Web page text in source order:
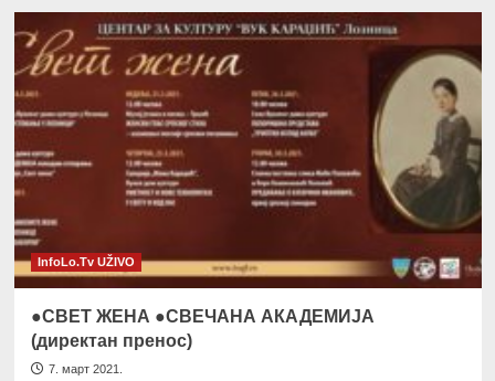
Odložen
snimak
Loznica-
Jagodina
InfoLo.Tv UŽIVO
●СВЕТ ЖЕНА ●СВЕЧАНА АКАДЕМИЈА
(директан пренос)
7. март 2021.